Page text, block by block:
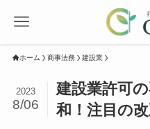
ホーム 商事法務 建設業
建設業許可
和！注目の
2023
8/06